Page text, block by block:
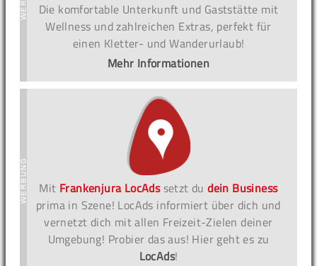
Die komfortable Unterkunft und Gaststätte mit
Wellness und zahlreichen Extras, perfekt für
einen Kletter- und Wanderurlaub!
Mehr Informationen
Mit Frankenjura LocAdssetzt dudein Business
prima in Szene! LocAds informiert über dich und
vernetzt dich mit allen Freizeit-Zielen deiner
Umgebung! Probier das aus! Hier geht es zu
LocAds!